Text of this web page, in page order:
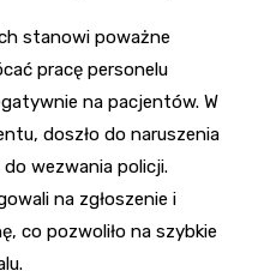
stanowi poważne
pracę personelu
na pacjentów. W
doszło do naruszenia
do wezwania policji.
na zgłoszenie i
co pozwoliło na szybkie